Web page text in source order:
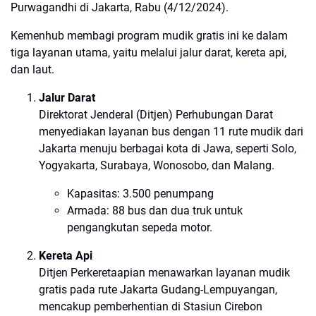
Purwagandhi di Jakarta, Rabu (4/12/2024).
Kemenhub membagi program mudik gratis ini ke dalam
tiga layanan utama, yaitu melalui jalur darat, kereta api,
dan laut.
Jalur Darat
Direktorat Jenderal (Ditjen) Perhubungan Darat
menyediakan layanan bus dengan 11 rute mudik dari
Jakarta menuju berbagai kota di Jawa, seperti Solo,
Yogyakarta, Surabaya, Wonosobo, dan Malang.
Kapasitas: 3.500 penumpang
Armada: 88 bus dan dua truk untuk
pengangkutan sepeda motor.
Kereta Api
Ditjen Perkeretaapian menawarkan layanan mudik
gratis pada rute Jakarta Gudang-Lempuyangan,
mencakup pemberhentian di Stasiun Cirebon